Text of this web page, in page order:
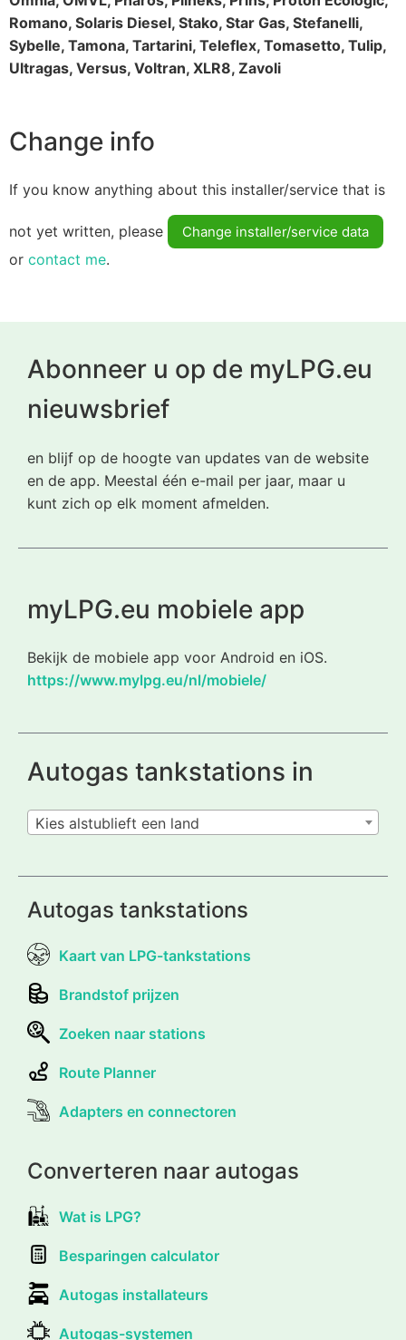
Romano, Solaris Diesel, Stako, Star Gas, Stefanelli,
Sybelle, Tamona, Tartarini, Teleflex, Tomasetto, Tulip,
Ultragas, Versus, Voltran, XLR8, Zavoli
Change info
If you know anything about this installer/service that is
not yet written, please Change installer/service data
or contact me.
Abonneer u op de myLPG.eu
nieuwsbrief
en blijf op de hoogte van updates van de website
en de app. Meestal één e-mail per jaar, maar u
kunt zich op elk moment afmelden.
myLPG.eu mobiele app
Bekijk de mobiele app voor Android en iOS.
https://www.mylpg.eu/nl/mobiele/
Autogas tankstations in
Kies alstublieft een land
Autogas tankstations
Kaart van LPG-tankstations
Brandstof prijzen
Zoeken naar stations
Route Planner
Adapters en connectoren
Converteren naar autogas
Wat is LPG?
Besparingen calculator
Autogas installateurs
Autogas-systemen